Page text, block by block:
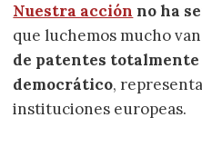
Nuestra acción no ha
que luchemos mucho
de patentes
democrático,
instituciones europeas.